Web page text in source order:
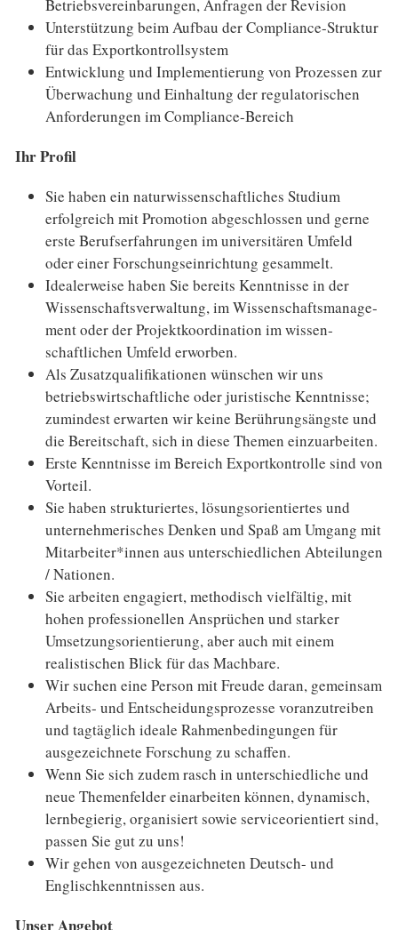
Betriebsvereinbarungen, Anfragen der Revision
Unterstützung beim Aufbau der Compliance-Struktur
für das Exportkontrollsystem
Entwicklung und Implementierung von Prozessen zur
Überwachung und Einhaltung der regula­tori­schen
Anforderungen im Compliance-Bereich
Ihr Profil
Sie haben ein naturwissenschaftliches Studium
erfolgreich mit Promotion abgeschlossen und gerne
erste Berufserfahrungen im universitären Umfeld
oder einer Forschungseinrichtung gesammelt.
Idealerweise haben Sie bereits Kenntnisse in der
Wissenschafts­verwaltung, im Wissenschafts­manage­
ment oder der Projektkoordination im wissen­
schaftlichen Umfeld erworben.
Als Zusatzqualifikationen wünschen wir uns
betriebswirt­schaftliche oder juristische Kenntnisse;
zumindest erwarten wir keine Berührungs­ängste und
die Bereit­schaft, sich in diese Themen einzuarbeiten.
Erste Kenntnisse im Bereich Exportkontrolle sind von
Vorteil.
Sie haben strukturiertes, lösungsorientiertes und
unternehmerisches Denken und Spaß am Umgang mit
Mitarbeiter*innen aus unterschiedlichen Abteilungen
/ Nationen.
Sie arbeiten engagiert, methodisch vielfältig, mit
hohen professionellen Ansprüchen und starker
Umsetzungsorientierung, aber auch mit einem
realistischen Blick für das Machbare.
Wir suchen eine Person mit Freude daran, gemeinsam
Arbeits- und Entscheidungs­prozesse voranzutreiben
und tagtäglich ideale Rahmenbedingungen für
ausgezeichnete Forschung zu schaffen.
Wenn Sie sich zudem rasch in unterschiedliche und
neue Themenfelder einarbeiten können, dyna­misch,
lernbegierig, organisiert sowie serviceorientiert sind,
passen Sie gut zu uns!
Wir gehen von ausgezeichneten Deutsch- und
Englischkenntnissen aus.
Unser Angebot